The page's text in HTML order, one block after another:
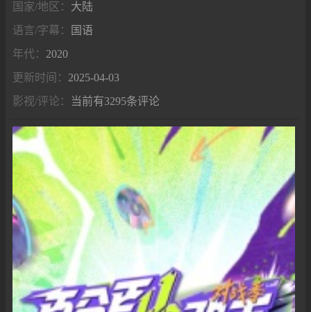
国家/地区： 大陆
语言/字幕：
国语
年代： 2020
更新时间： 2025-04-03
影视/评论：
当前有3295条评论